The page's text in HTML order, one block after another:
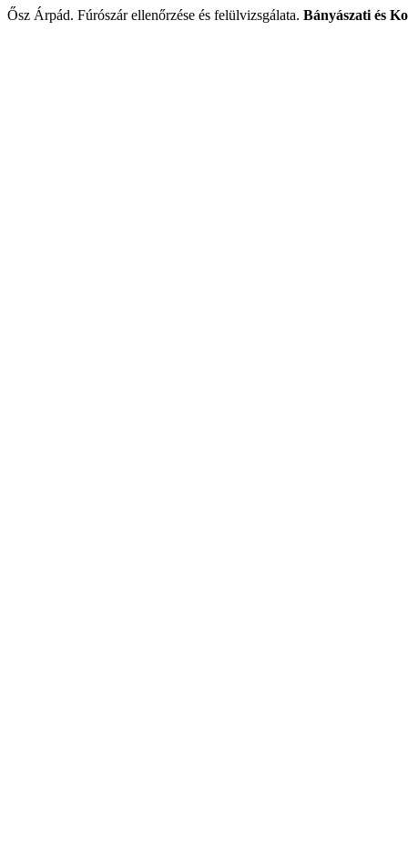
Ősz Árpád. Fúrószár ellenőrzése és felülvizsgálata. Bányászati és